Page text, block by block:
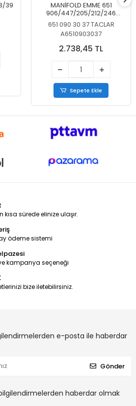
39
MANİFOLD EMME 651
906/447/205/212/246
KELEBEKSİZ
651 090 30 37 TACLAR
A6510903037
2.738,45 TL
Sepete Ekle
kısa sürede elinize ulaşır.
ödeme sistemi
kampanya seçeneği
bize iletebilirsiniz.
e-posta ile haberdar
Gönder
haberdar olmak